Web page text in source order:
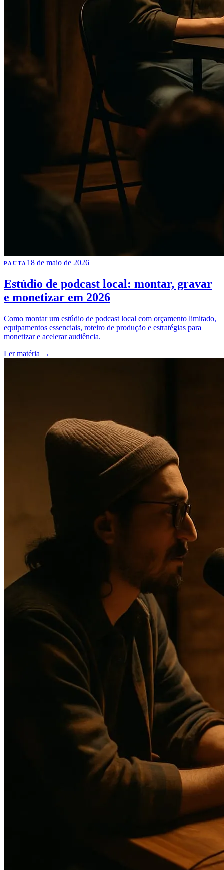
PAUTA 18 de maio de 2026
Estúdio de podcast local: montar, gravar
e monetizar em 2026
Como montar um estúdio de podcast local com orçamento limitado,
equipamentos essenciais, roteiro de produção e estratégias para
monetizar e acelerar audiência.
Ler matéria →